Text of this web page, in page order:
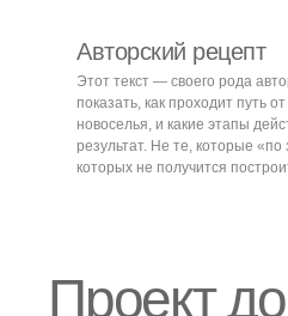
Авторский рецепт
Этот текст — своего рода
показать, как проходит путь
новоселья, и какие этапы
результат. Не те, которые «по
которых не получится
Выбор
Отвечает на
«Где мы хотим
Прежде чем приступить к разработке